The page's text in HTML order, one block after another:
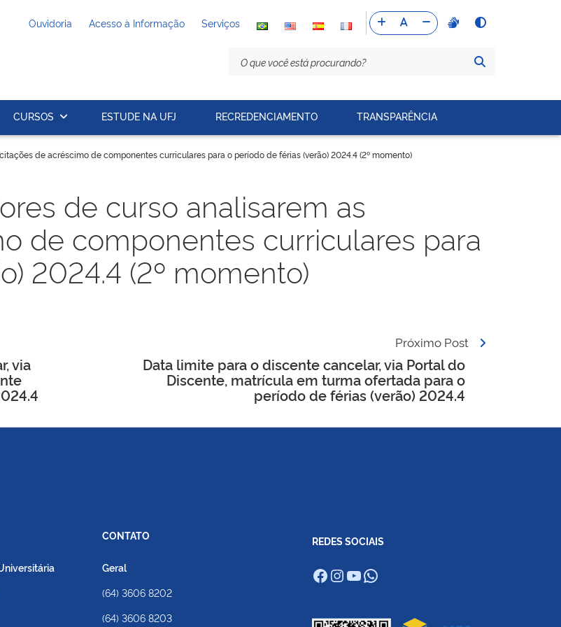
Ouvidoria Acesso à Informação Serviços
CURSOS ESTUDE NA UFJ RECREDENCIAMENTO TRANSPARÊNCIA
de acréscimo de componentes curriculares para o período de férias (verão) 2024.4 (2º momento)
de curso analisarem as
de componentes curriculares para
2024.4 (2º momento)
via
Próximo Post
Data limite para o discente cancelar, via Portal do
Discente, matrícula em turma ofertada para o
período de férias (verão) 2024.4
CONTATO
Geral
(64) 3606 8202
(64) 3606 8203
REDES SOCIAIS
Facebook
Instagram
Youtube
WhatsApp